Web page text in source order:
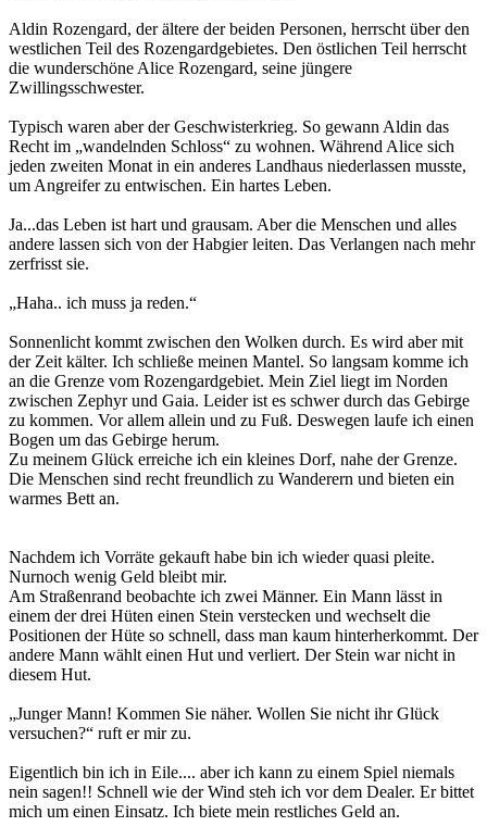
Aldin Rozengard, der ältere der beiden Personen, herrscht über den
westlichen Teil des Rozengardgebietes. Den östlichen Teil herrscht
die wunderschöne Alice Rozengard, seine jüngere
Zwillingsschwester.
Typisch waren aber der Geschwisterkrieg. So gewann Aldin das
Recht im „wandelnden Schloss“ zu wohnen. Während Alice sich
jeden zweiten Monat in ein anderes Landhaus niederlassen musste,
um Angreifer zu entwischen. Ein hartes Leben.
Ja...das Leben ist hart und grausam. Aber die Menschen und alles
andere lassen sich von der Habgier leiten. Das Verlangen nach mehr
zerfrisst sie.
„Haha.. ich muss ja reden.“
Sonnenlicht kommt zwischen den Wolken durch. Es wird aber mit
der Zeit kälter. Ich schließe meinen Mantel. So langsam komme ich
an die Grenze vom Rozengardgebiet. Mein Ziel liegt im Norden
zwischen Zephyr und Gaia. Leider ist es schwer durch das Gebirge
zu kommen. Vor allem allein und zu Fuß. Deswegen laufe ich einen
Bogen um das Gebirge herum.
Zu meinem Glück erreiche ich ein kleines Dorf, nahe der Grenze.
Die Menschen sind recht freundlich zu Wanderern und bieten ein
warmes Bett an.
Nachdem ich Vorräte gekauft habe bin ich wieder quasi pleite.
Nurnoch wenig Geld bleibt mir.
Am Straßenrand beobachte ich zwei Männer. Ein Mann lässt in
einem der drei Hüten einen Stein verstecken und wechselt die
Positionen der Hüte so schnell, dass man kaum hinterherkommt. Der
andere Mann wählt einen Hut und verliert. Der Stein war nicht in
diesem Hut.
„Junger Mann! Kommen Sie näher. Wollen Sie nicht ihr Glück
versuchen?“ ruft er mir zu.
Eigentlich bin ich in Eile.... aber ich kann zu einem Spiel niemals
nein sagen!! Schnell wie der Wind steh ich vor dem Dealer. Er bittet
mich um einen Einsatz. Ich biete mein restliches Geld an.